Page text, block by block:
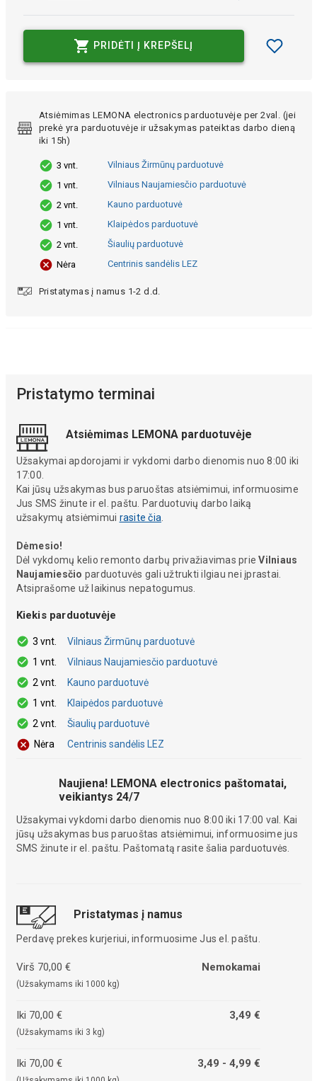
PRIDĖTI Į KREPŠELĮ
Atsiėmimas LEMONA electronics parduotuvėje per 2val. (jei
prekė yra parduotuvėje ir užsakymas pateiktas darbo dieną
iki 15h)
3 vnt.
Vilniaus Žirmūnų parduotuvė
1 vnt.
Vilniaus Naujamiesčio parduotuvė
2 vnt.
Kauno parduotuvė
1 vnt.
Klaipėdos parduotuvė
2 vnt.
Šiaulių parduotuvė
Nėra
Centrinis sandėlis LEZ
Pristatymas į namus 1-2 d.d.
Pristatymo terminai
Atsiėmimas LEMONA parduotuvėje
Užsakymai apdorojami ir vykdomi darbo dienomis nuo 8:00 iki
17:00.
Kai jūsų užsakymas bus paruoštas atsiėmimui, informuosime
Jus SMS žinute ir el. paštu. Parduotuvių darbo laiką
užsakymų atsiėmimui rasite čia
Dėmesio!
Dėl vykdomų kelio remonto darbų privažiavimas prieVilniaus
Naujamiesčio parduotuvės gali užtrukti ilgiau nei įprastai.
Atsiprašome už laikinus nepatogumus.
Kiekis parduotuvėje
3 vnt.
Vilniaus Žirmūnų parduotuvė
1 vnt.
Vilniaus Naujamiesčio parduotuvė
2 vnt.
Kauno parduotuvė
1 vnt.
Klaipėdos parduotuvė
2 vnt.
Šiaulių parduotuvė
Nėra
Centrinis sandėlis LEZ
Naujiena! LEMONA electronics paštomatai,
veikiantys 24/7
Užsakymai vykdomi darbo dienomis nuo 8:00 iki 17:00 val. Kai
jūsų užsakymas bus paruoštas atsiėmimui, informuosime jus
SMS žinute ir el. paštu. Paštomatą rasite šalia parduotuvės.
Pristatymas į namus
Perdavę prekes kurjeriui, informuosime Jus el. paštu.
Virš 70,00 €
(Užsakymams iki 1000 kg)
Nemokamai
Iki 70,00 €
(Užsakymams iki 3 kg)
3,49 €
Iki 70,00 € 3,49 - 4,99 €